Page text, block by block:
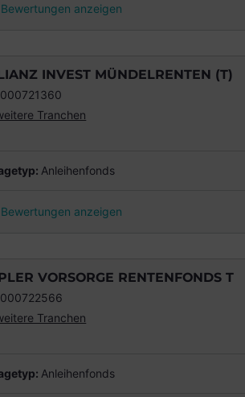
Bewertungen anzeigen
INVEST MÜNDELRENTEN (T)
Tranchen
: Anleihenfonds
Bewertungen anzeigen
VORSORGE RENTENFONDS T
Tranchen
: Anleihenfonds